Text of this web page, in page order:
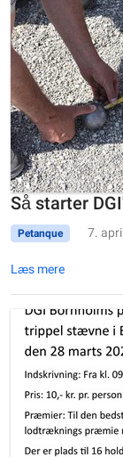
Så starter
Petanque 7.
Læs mere